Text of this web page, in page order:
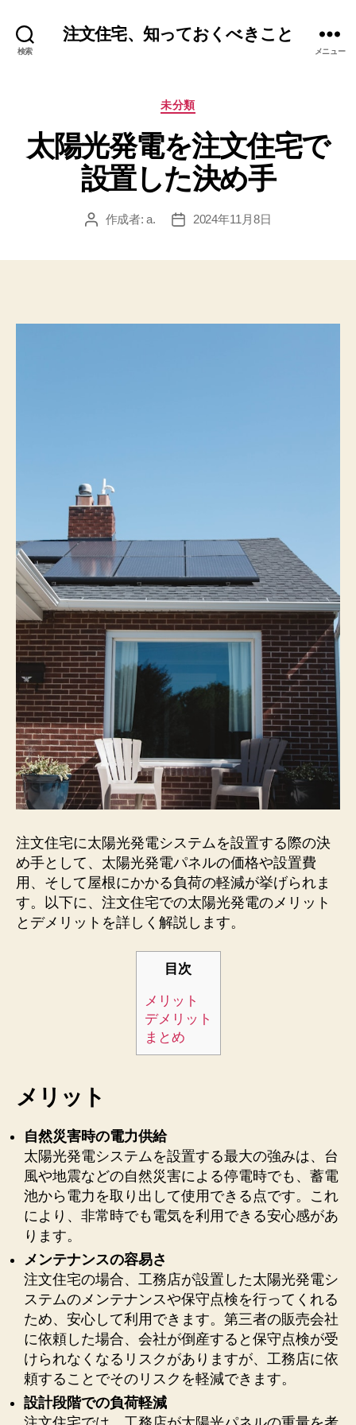
検索
注文住宅、知っておくべきこと
メニュー
カ
ゴ
リ
ー
未分類
太陽光発電を注文住宅で
設置した決め手
投 作成者:a.
投
2024年11月8日
注文住宅に太陽光発電システムを設置する際の決
め手として、太陽光発電パネルの価格や設置費
用、そして屋根にかかる負荷の軽減が挙げられま
す。以下に、注文住宅での太陽光発電のメリット
とデメリットを詳しく解説します。
目次
メリット
デメリット
まとめ
メリット
自然災害時の電力供給
太陽光発電システムを設置する最大の強みは、台
風や地震などの自然災害による停電時でも、蓄電
池から電力を取り出して使用できる点です。これ
により、非常時でも電気を利用できる安心感があ
ります。
メンテナンスの容易さ
注文住宅の場合、工務店が設置した太陽光発電シ
ステムのメンテナンスや保守点検を行ってくれる
ため、安心して利用できます。第三者の販売会社
に依頼した場合、会社が倒産すると保守点検が受
けられなくなるリスクがありますが、工務店に依
頼することでそのリスクを軽減できます。
設計段階での負荷軽減